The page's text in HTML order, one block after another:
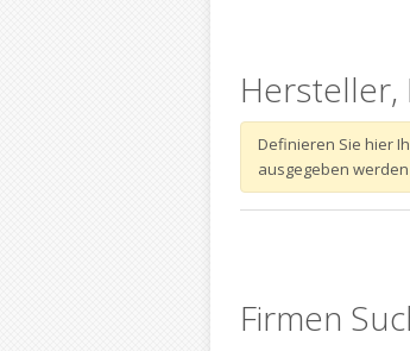
Hersteller,
Definieren Sie hier
ausgegeben
Firmen